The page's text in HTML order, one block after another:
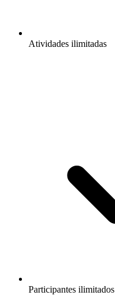
Atividades ilimitadas
Participantes ilimitados